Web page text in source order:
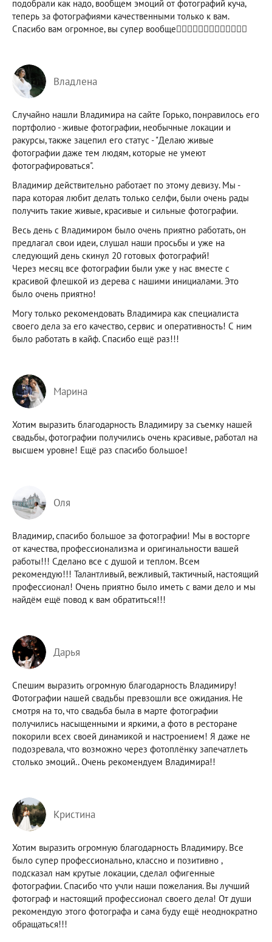
подобрали как надо, вообщем эмоций от фотографий куча,
теперь за фотографиями качественными только к вам.
Спасибо вам огромное, вы супер вообще👍🏻👍🏻👍🏻👍🏻👍🏻😊😊😊
Владлена
Случайно нашли Владимира на сайте Горько, понравилось его
портфолио - живые фотографии, необычные локации и
ракурсы, также зацепил его статус - "Делаю живые
фотографии даже тем людям, которые не умеют
фотографироваться".
Владимир действительно работает по этому девизу. Мы -
пара которая любит делать только селфи, были очень рады
получить такие живые, красивые и сильные фотографии.
Весь день с Владимиром было очень приятно работать, он
предлагал свои идеи, слушал наши просьбы и уже на
следующий день скинул 20 готовых фотографий!
Через месяц все фотографии были уже у нас вместе с
красивой флешкой из дерева с нашими инициалами. Это
было очень приятно!
Могу только рекомендовать Владимира как специалиста
своего дела за его качество, сервис и оперативность! С ним
было работать в кайф. Спасибо ещё раз!!!
Марина
Хотим выразить благодарность Владимиру за съемку нашей
свадьбы, фотографии получились очень красивые, работал на
высшем уровне! Ещё раз спасибо большое!
Оля
Владимир, спасибо большое за фотографии! Мы в восторге
от качества, профессионализма и оригинальности вашей
работы!!! Сделано все с душой и теплом. Всем
рекомендую!!! Талантливый, вежливый, тактичный, настоящий
профессионал! Очень приятно было иметь с вами дело и мы
найдём ещё повод к вам обратиться!!!
Дарья
Спешим выразить огромную благодарность Владимиру!
Фотографии нашей свадьбы превзошли все ожидания. Не
смотря на то, что свадьба была в марте фотографии
получились насыщенными и яркими, а фото в ресторане
покорили всех своей динамикой и настроением! Я даже не
подозревала, что возможно через фотоплёнку запечатлеть
столько эмоций.. Очень рекомендуем Владимира!!
Кристина
Хотим выразить огромную благодарность Владимиру. Все
было супер профессионально, классно и позитивно ,
подсказал нам крутые локации, сделал офигенные
фотографии. Спасибо что учли наши пожелания. Вы лучший
фотограф и настоящий профессионал своего дела! От души
рекомендую этого фотографа и сама буду ещё неоднократно
обращаться!!!